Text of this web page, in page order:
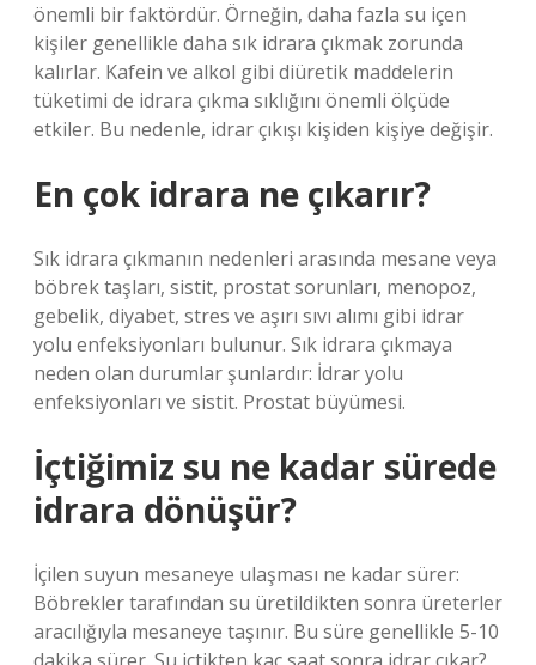
önemli bir faktördür. Örneğin, daha fazla su içen
kişiler genellikle daha sık idrara çıkmak zorunda
kalırlar. Kafein ve alkol gibi diüretik maddelerin
tüketimi de idrara çıkma sıklığını önemli ölçüde
etkiler. Bu nedenle, idrar çıkışı kişiden kişiye değişir.
En çok idrara ne çıkarır?
Sık idrara çıkmanın nedenleri arasında mesane veya
böbrek taşları, sistit, prostat sorunları, menopoz,
gebelik, diyabet, stres ve aşırı sıvı alımı gibi idrar
yolu enfeksiyonları bulunur. Sık idrara çıkmaya
neden olan durumlar şunlardır: İdrar yolu
enfeksiyonları ve sistit. Prostat büyümesi.
İçtiğimiz su ne kadar sürede
idrara dönüşür?
İçilen suyun mesaneye ulaşması ne kadar sürer:
Böbrekler tarafından su üretildikten sonra üreterler
aracılığıyla mesaneye taşınır. Bu süre genellikle 5-10